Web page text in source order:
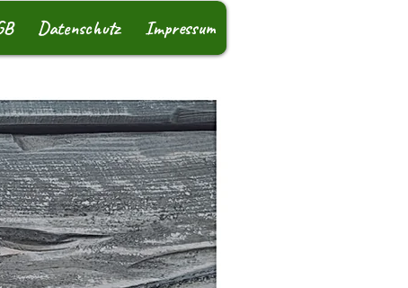
Datenschutz Impressum